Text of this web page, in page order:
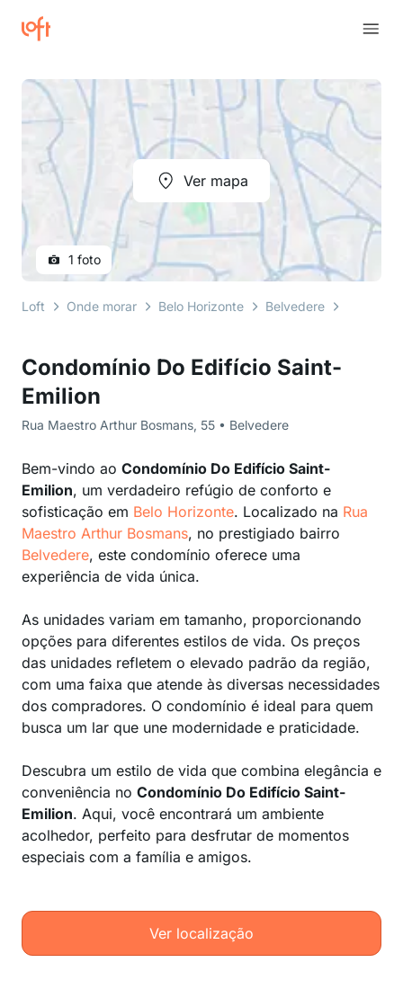
Condomínio Do Edifício Saint-
Emilion
Rua Maestro Arthur Bosmans, 55 • Belvedere
Bem-vindo ao Condomínio Do Edifício Saint-
Emilion, um verdadeiro refúgio de conforto e
sofisticação em Belo Horizonte. Localizado na Rua
Maestro Arthur Bosmans, no prestigiado bairro
Belvedere, este condomínio oferece uma
experiência de vida única.
As unidades variam em tamanho, proporcionando
opções para diferentes estilos de vida. Os preços
das unidades refletem o elevado padrão da região,
com uma faixa que atende às diversas necessidades
dos compradores. O condomínio é ideal para quem
busca um lar que une modernidade e praticidade.
Descubra um estilo de vida que combina elegância e
conveniência no Condomínio Do Edifício Saint-
Emilion. Aqui, você encontrará um ambiente
acolhedor, perfeito para desfrutar de momentos
especiais com a família e amigos.
Ver localização
Ver mapa
1 foto
Loft Onde morar Belo Horizonte Belvedere